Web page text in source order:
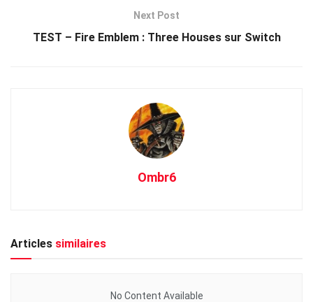
Next Post
TEST – Fire Emblem : Three Houses sur Switch
Ombr6
Articles similaires
No Content Available